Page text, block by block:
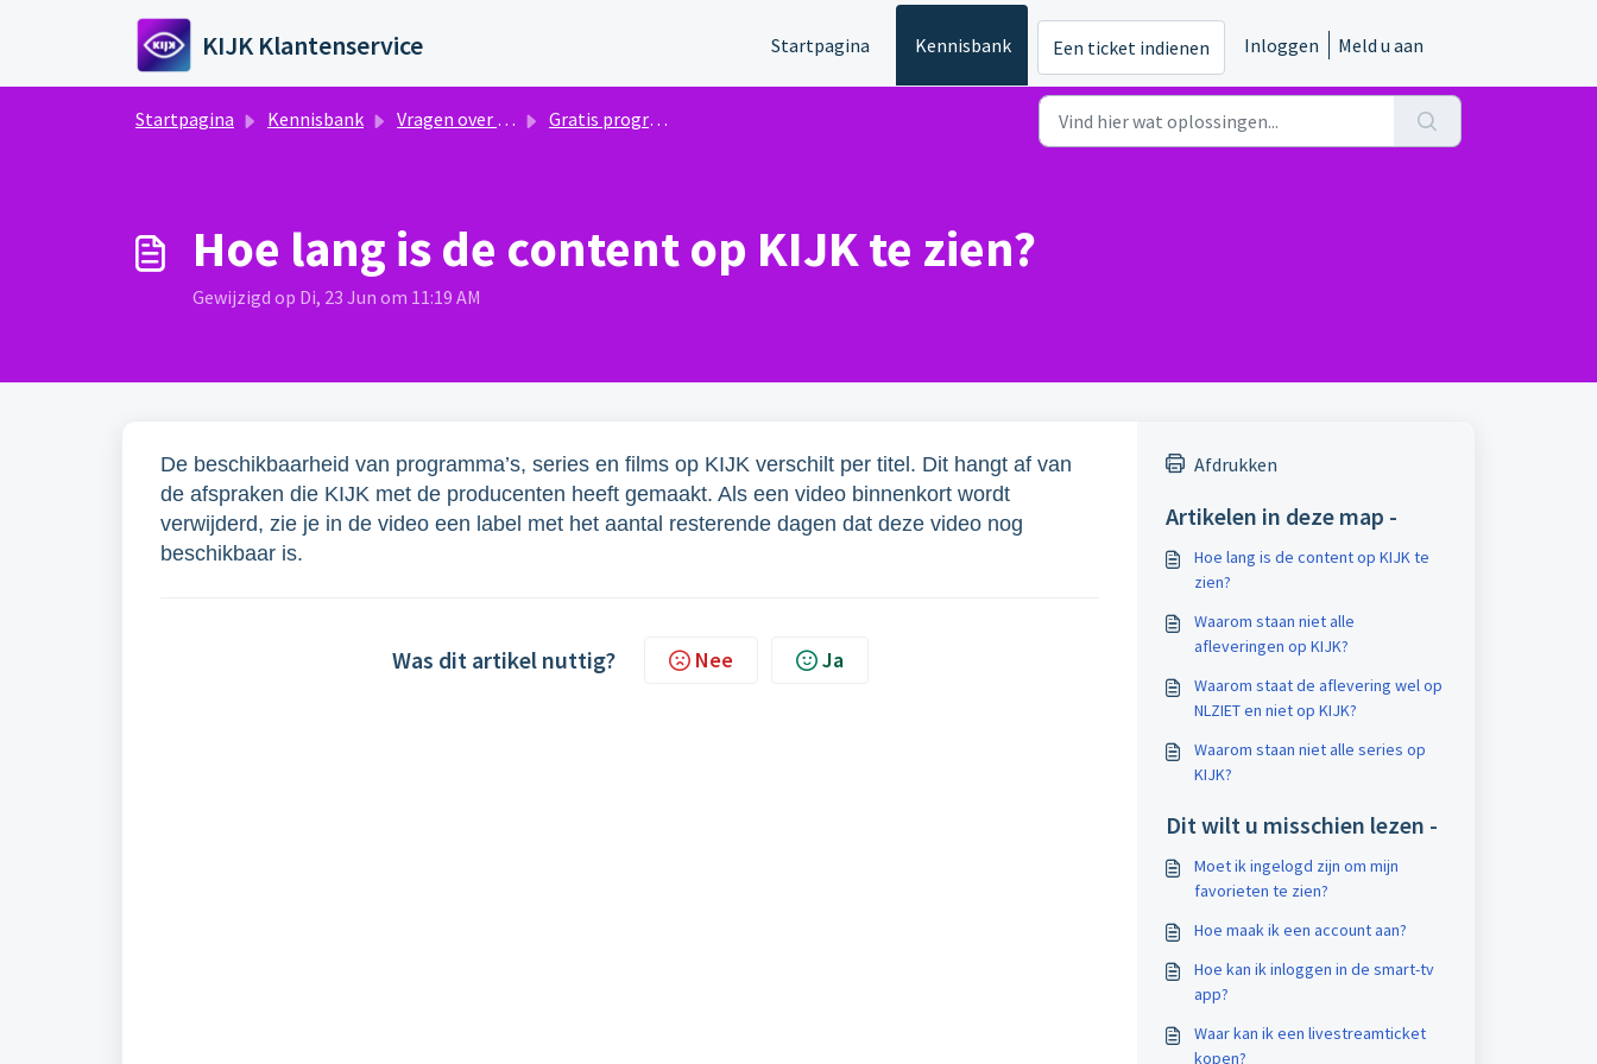
KIJK Klantenservice Startpagina Kennisbank Een ticket indienen Inloggen Meld u aan
Startpagina Kennisbank Vragen over Programma's Gratis programma's
Hoe lang is de content op KIJK te zien?
Gewijzigd op Di, 23 Jun om 11:19 AM
De beschikbaarheid van programma’s, series en films op KIJK verschilt per titel. Dit hangt af van
de afspraken die KIJK met de producenten heeft gemaakt. Als een video binnenkort wordt
verwijderd, zie je in de video een label met het aantal resterende dagen dat deze video nog
beschikbaar is.
Was dit artikel nuttig? Nee Ja
Afdrukken
Artikelen in deze map -
Hoe lang is de content op KIJK te
zien?
Waarom staan niet alle
afleveringen op KIJK?
Waarom staat de aflevering wel op
NLZIET en niet op KIJK?
Waarom staan niet alle series op
KIJK?
Dit wilt u misschien lezen -
Moet ik ingelogd zijn om mijn
favorieten te zien?
Hoe maak ik een account aan?
Hoe kan ik inloggen in de smart-tv
app?
Waar kan ik een livestreamticket
kopen?